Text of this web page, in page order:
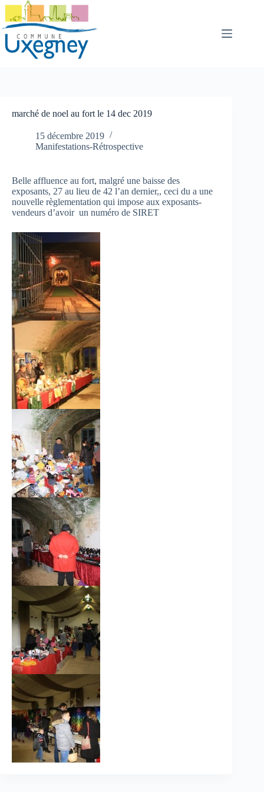
Passer
contenu
marché de noel au fort le 14 dec 2019
15 décembre 2019
Manifestations-Rétrospective
Belle affluence au fort, malgré une baisse des
exposants, 27 au lieu de 42 l’an dernier,, ceci du a une
nouvelle règlementation qui impose aux exposants-
vendeurs d’avoir un numéro de SIRET